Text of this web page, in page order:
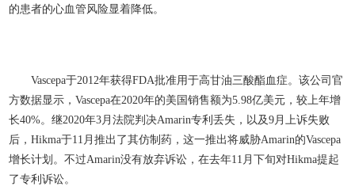
的患者的心血管风险显着降低。
Vascepa于2012年获得FDA批准用于高甘油三酸酯血症。该公司官
方数据显示，Vascepa在2020年的美国销售额为5.98亿美元，较上年增
长40%。继2020年3月法院判决Amarin专利丢失，以及9月上诉失败
后，Hikma于11月推出了其仿制药，这一推出将威胁Amarin的Vascepa
增长计划。不过Amarin没有放弃诉讼，在去年11月下旬对Hikma提起
了专利诉讼。